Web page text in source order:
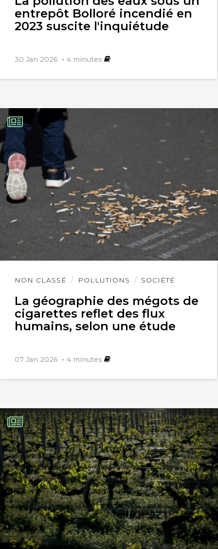
entrepôt Bolloré incendié en
2023 suscite l'inquiétude
30 Jan 2026 4 minutes
NON CLASSÉ POLLUTIONS SOCIÉTÉ
La géographie des mégots de
cigarettes reflet des flux
humains, selon une étude
07 Jan 2026 4 minutes
Lire